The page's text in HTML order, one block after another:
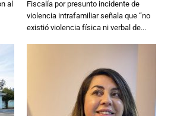
al
Fiscalía por presunto incidente de
violencia intrafamiliar señala que “no
existió violencia física ni verbal de...